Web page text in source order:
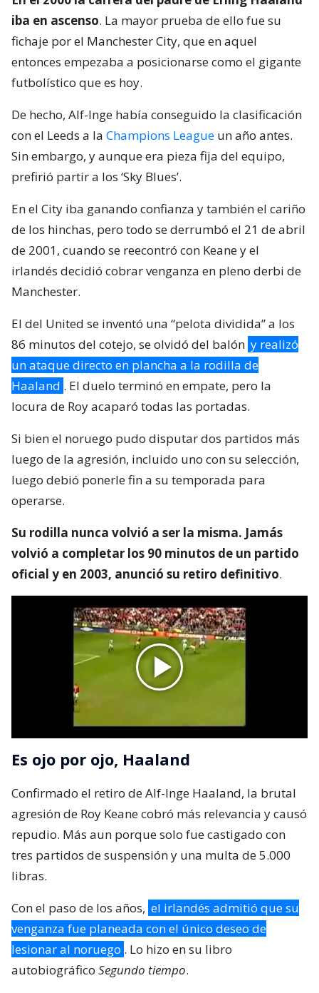
iba en ascenso. La mayor prueba de ello fue su
fichaje por el Manchester City, que en aquel
entonces empezaba a posicionarse como el gigante
futbolístico que es hoy.
De hecho, Alf-Inge había conseguido la clasificación
con el Leeds a la Champions League un año antes.
Sin embargo, y aunque era pieza fija del equipo,
prefirió partir a los ‘Sky Blues’.
En el City iba ganando confianza y también el cariño
de los hinchas, pero todo se derrumbó el 21 de abril
de 2001, cuando se reecontró con Keane y el
irlandés decidió cobrar venganza en pleno derbi de
Manchester.
El del United se inventó una “pelota dividida” a los
86 minutos del cotejo, se olvidó del balón y realizó
un ataque directo en plancha a la rodilla de
Haaland . El duelo terminó en empate, pero la
locura de Roy acaparó todas las portadas.
Si bien el noruego pudo disputar dos partidos más
luego de la agresión, incluido uno con su selección,
luego debió ponerle fin a su temporada para
operarse.
Su rodilla nunca volvió a ser la misma. Jamás
volvió a completar los 90 minutos de un partido
oficial y en 2003, anunció su retiro definitivo.
Es ojo por ojo, Haaland
Confirmado el retiro de Alf-Inge Haaland, la brutal
agresión de Roy Keane cobró más relevancia y causó
repudio. Más aun porque solo fue castigado con
tres partidos de suspensión y una multa de 5.000
libras.
Con el paso de los años, el irlandés admitió que su
venganza fue planeada con el único deseo de
lesionar al noruego . Lo hizo en su libro
autobiográfico Segundo tiempo.